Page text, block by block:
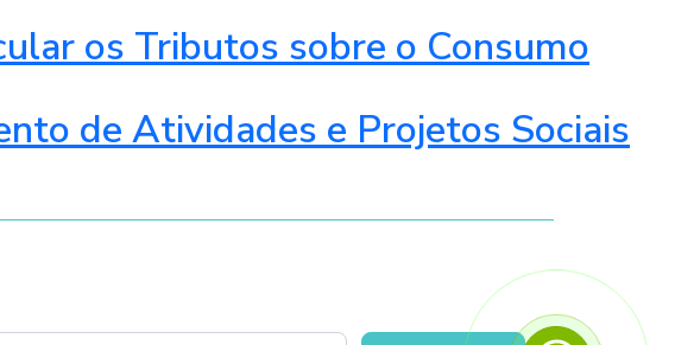
os Tributos sobre o Consumo
de Atividades e Projetos Sociais